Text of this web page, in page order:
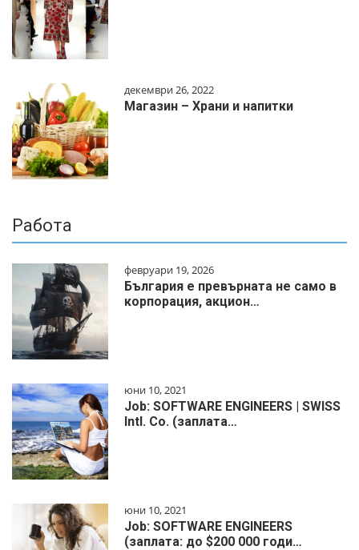
декември 26, 2022
Магазин – Храни и напитки
Работа
февруари 19, 2026
България е превърната не само в
корпорация, акцион…
юни 10, 2021
Job: SOFTWARE ENGINEERS | SWISS
Intl. Co. (заплата…
юни 10, 2021
Job: SOFTWARE ENGINEERS
(заплата: до $200 000 годи…